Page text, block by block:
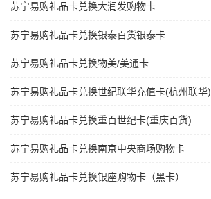
苏宁易购礼品卡兑换大润发购物卡
苏宁易购礼品卡兑换银泰百货银泰卡
苏宁易购礼品卡兑换物美/美通卡
苏宁易购礼品卡兑换世纪联华充值卡(杭州联华)
苏宁易购礼品卡兑换重百世纪卡(重庆百货)
苏宁易购礼品卡兑换南京中央商场购物卡
苏宁易购礼品卡兑换银座购物卡（黑卡）